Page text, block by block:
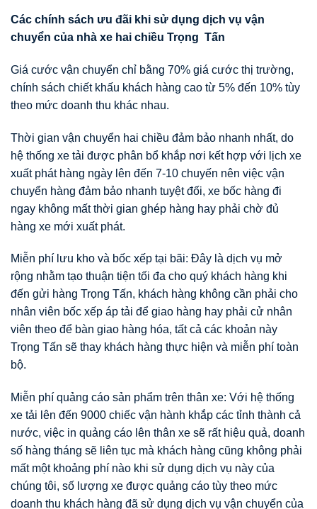
Các chính sách ưu đãi khi sử d ụng d ịch vụ vận
chuyển của nhà xe hai chiều Trọng Tấn
Giá cước vận chuyển chỉ bằng 70% giá cước thị trường,
chính sách chiết khấu khách hàng cao từ 5% đến 10% tùy
theo mức doanh thu khác nhau.
Thời gian vận chuyển hai chiều đảm bảo nhanh nhất, do
hệ thống xe tải được phân bổ khắp nơi kết hợp với lịch xe
xuất phát hàng ngày lên đến 7-10 chuyến nên việc vận
chuyển hàng đảm bảo nhanh tuyệt đối, xe bốc hàng đi
ngay không mất thời gian ghép hàng hay phải chờ đủ
hàng xe mới xuất phát.
Miễn phí lưu kho và bốc xếp tại bãi: Đây là dịch vụ mở
rộng nhằm tạo thuận tiện tối đa cho quý khách hàng khi
đến gửi hàng Trọng Tấn, khách hàng không cần phải cho
nhân viên bốc xếp áp tải để giao hàng hay phải cử nhân
viên theo để bàn giao hàng hóa, tất cả các khoản này
Trọng Tấn sẽ thay khách hàng thực hiện và miễn phí toàn
bộ.
Miễn phí quảng cáo sản phẩm trên thân xe: Với hệ thống
xe tải lên đến 9000 chiếc vận hành khắp các tỉnh thành cả
nước, việc in quảng cáo lên thân xe sẽ rất hiệu quả, doanh
số hàng tháng sẽ liên tục mà khách hàng cũng không phải
mất một khoảng phí nào khi sử dụng dịch vụ này của
chúng tôi, số lượng xe được quảng cáo tùy theo mức
doanh thu khách hàng đã sử dụng dịch vụ vận chuyển của